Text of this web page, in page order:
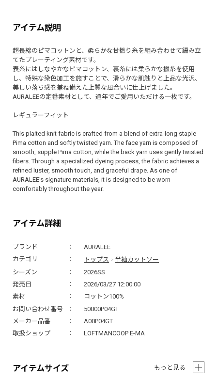
アイテム詳細
ブランド
AURALEE
カテゴリ
トップス >半袖カットソー
シーズン
2026SS
発売日
2026/03/27 12:00:00
素材
コットン100%
お問い合わせ番号
50000P04GT
メーカー品番
A00P04GT
取扱ショップ
LOFTMANCOOP E-MA
アイテム説明
超長綿のピマコットンと、柔らかな甘撚り糸を組み合わせて編み立
てたプレーティング素材です。
表糸にはしなやかなピマコットン、裏糸には柔らかな撚糸を使用
し、特殊な染色加工を施すことで、滑らかな肌触りと上品な光沢、
美しい落ち感を兼ね備えた上質な風合いに仕上げました。
AURALEEの定番素材として、通年でご愛用いただける一枚です。
レギュラーフィット
This plaited knit fabric is crafted from a blend of extra-long staple
Pima cotton and softly twisted yarn. The face yarn is composed of
smooth, supple Pima cotton, while the back yarn uses gently twisted
fibers. Through a specialized dyeing process, the fabric achieves a
refined luster, smooth touch, and graceful drape. As one of
AURALEE's signature materials, it is designed to be worn
comfortably throughout the year.
アイテムサイズ もっと見る